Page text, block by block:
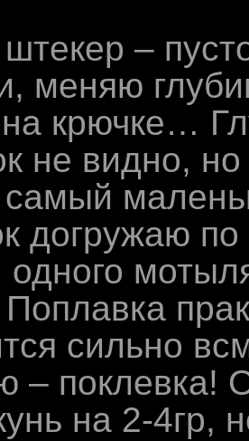
–
меняю
крючке…
не видно,
догружаю
одного
сильно
–
на 2-4гр,